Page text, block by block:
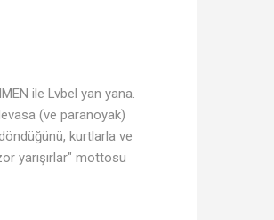
ile Lvbel yan yana.
(ve paranoyak)
kurtlarla ve
yarışırlar" mottosu